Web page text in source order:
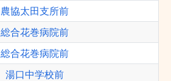
農協太田支所前
総合花巻病院前
総合花巻病院前
湯口中学校前